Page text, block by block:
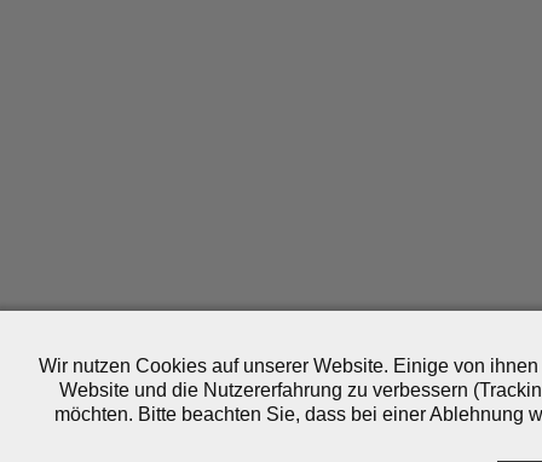
Wir nutzen Cookies auf unserer Website. Einige von
Website und die Nutzererfahrung zu verbessern
möchten. Bitte beachten Sie, dass bei einer Ablehnung